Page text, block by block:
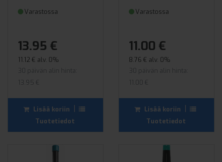
Varastossa
13.95 €
11.12 € alv. 0%
30 päivän alin hinta:
13.95 €
Lisää koriin
Tuotetiedot
Varastossa
11.00 €
8.76 € alv. 0%
30 päivän alin hinta:
11.00 €
Lisää koriin
Tuotetiedot